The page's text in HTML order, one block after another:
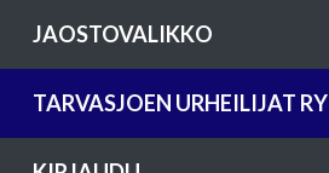
JAOSTOVALIKKO
TARVASJOEN URHEILIJAT RY